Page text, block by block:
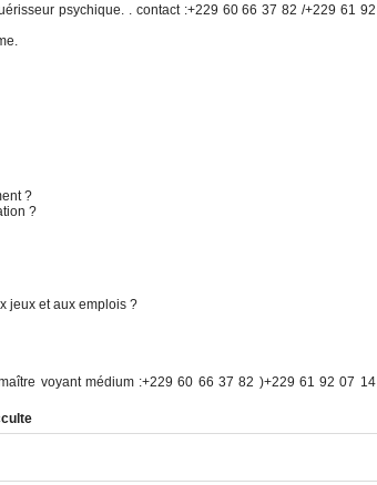
psychique. . contact :+229 60 66 37 82 /+229 61 92
?
?
jeux et aux emplois ?
voyant médium :+229 60 66 37 82 )+229 61 92 07 14